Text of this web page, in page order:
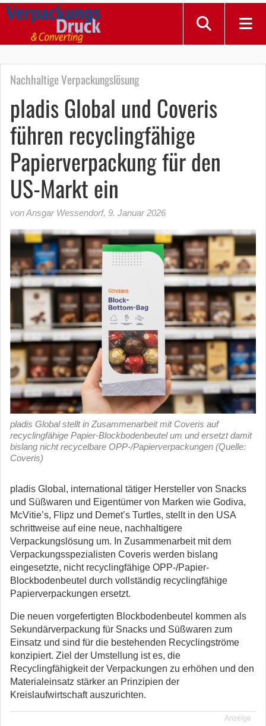
Nachhaltige Verpackungslösung
pladis Global und Coveris
führen recyclingfähige
Papierverpackung für den
US-Markt ein
von Ansgar Wessendorf, 9. Januar 2026
pladis Global stellt in Zusammenarbeit mit Coveris auf
recyclingfähige Papier-Blockbodenbeutel um und ersetzt damit
bislang nicht recycelbare OPP-/Papierverpackungen (Quelle:
Coveris)
pladis Global, international tätiger Hersteller von Snacks
und Süßwaren und Eigentümer von Marken wie Godiva,
McVitie’s, Flipz und Demet’s Turtles, stellt in den USA
schrittweise auf eine neue, nachhaltigere
Verpackungslösung um. In Zusammenarbeit mit dem
Verpackungsspezialisten Coveris werden bislang
eingesetzte, nicht recyclingfähige OPP-/Papier-
Blockbodenbeutel durch vollständig recyclingfähige
Papierverpackungen ersetzt.
Die neuen vorgefertigten Blockbodenbeutel kommen als
Sekundärverpackung für Snacks und Süßwaren zum
Einsatz und sind für die bestehenden Recyclingströme
konzipiert. Ziel der Umstellung ist es, die
Recyclingfähigkeit der Verpackungen zu erhöhen und den
Materialeinsatz stärker an Prinzipien der
Kreislaufwirtschaft auszurichten.
Anzeige